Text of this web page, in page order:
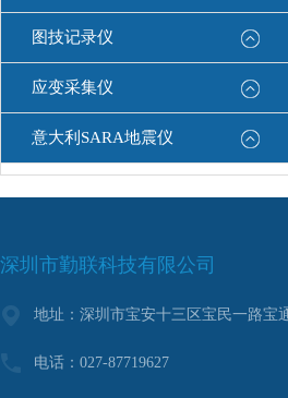
图技记录仪
应变采集仪
意大利SARA地震仪
深圳市勤联科技有限公司
地址：深圳市宝安十三区宝民一路宝
电话：027-87719627